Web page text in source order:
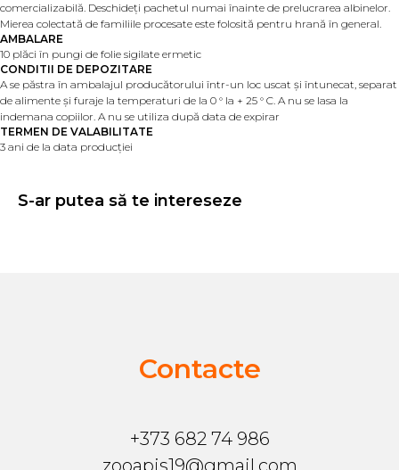
comercializabilă. Deschideți pachetul numai înainte de prelucrarea albinelor.
Mierea colectată de familiile procesate este folosită pentru hrană în general.
AMBALARE
10 plăci în pungi de folie sigilate ermetic
CONDITII DE DEPOZITARE
A se păstra în ambalajul producătorului într-un loc uscat și întunecat, separat
de alimente și furaje la temperaturi de la 0 ° la + 25 ° C. A nu se lasa la
indemana copiilor. A nu se utiliza după data de expirar
TERMEN DE VALABILITATE
3 ani de la data producției
S-ar putea să te intereseze
Contacte
+373 682 74 986